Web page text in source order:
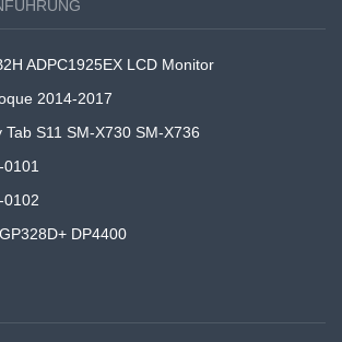
ADPC1925EX LCD Monitor
2014-2017
Tab S11 SM-X730 SM-X736
0102
DP4400